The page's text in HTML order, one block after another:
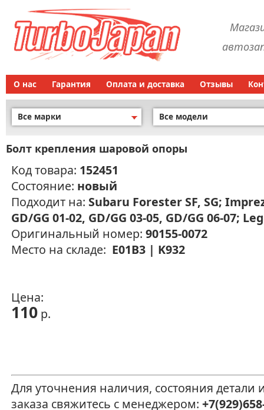
О нас Гарантия Оплата и доставка Отзывы
Все марки Все модели
Болт крепления шаровой опоры
Код товара: 152451
Состояние: новый
Подходит на: Subaru Forester SF, SG;
GD/GG 01-02, GD/GG 03-05, GD/GG 06-07;
Оригинальный номер: 90155-0072
Место на складе: E01B3 | K932
Цена:
110 р.
Для уточнения наличия, состояния
заказа свяжитесь с менеджером: